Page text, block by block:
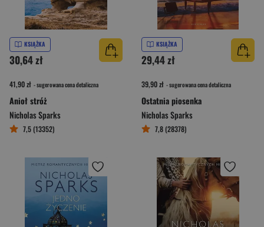
KSIĄŻKA
30,64 zł
41,90 zł - sugerowana cena detaliczna
Anioł stróż
Nicholas Sparks
7,5 (13352)
KSIĄŻKA
29,44 zł
39,90 zł - sugerowana cena detaliczna
Ostatnia piosenka
Nicholas Sparks
7,8 (28378)